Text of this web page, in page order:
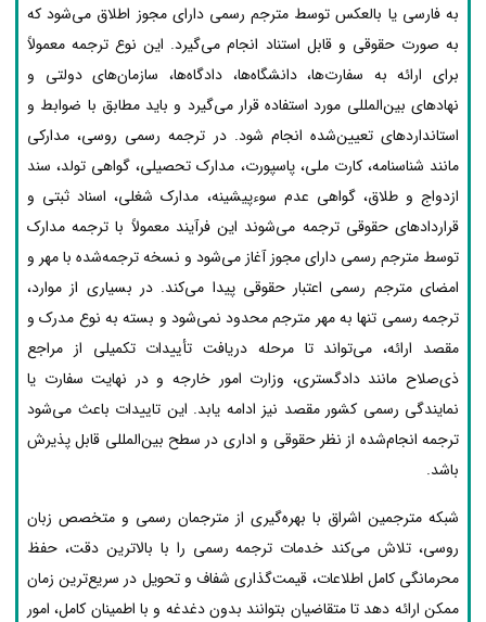
به فارسی یا بالعکس توسط مترجم رسمی دارای مجوز اطلاق می‌شود که
به صورت حقوقی و قابل استناد انجام می‌گیرد. این نوع ترجمه معمولاً
برای ارائه به سفارت‌ها، دانشگاه‌ها، دادگاه‌ها، سازمان‌های دولتی و
نهادهای بین‌المللی مورد استفاده قرار می‌گیرد و باید مطابق با ضوابط و
استانداردهای تعیین‌شده انجام شود. در ترجمه رسمی روسی، مدارکی
مانند شناسنامه، کارت ملی، پاسپورت، مدارک تحصیلی، گواهی تولد، سند
ازدواج و طلاق، گواهی عدم سوءپیشینه، مدارک شغلی، اسناد ثبتی و
قراردادهای حقوقی ترجمه می‌شوند این فرآیند معمولاً با ترجمه مدارک
توسط مترجم رسمی دارای مجوز آغاز می‌شود و نسخه ترجمه‌شده با مهر و
امضای مترجم رسمی اعتبار حقوقی پیدا می‌کند. در بسیاری از موارد،
ترجمه رسمی تنها به مهر مترجم محدود نمی‌شود و بسته به نوع مدرک و
مقصد ارائه، می‌تواند تا مرحله دریافت تأییدات تکمیلی از مراجع
ذی‌صلاح مانند دادگستری، وزارت امور خارجه و در نهایت سفارت یا
نمایندگی رسمی کشور مقصد نیز ادامه یابد. این تاییدات باعث می‌شود
ترجمه انجام‌شده از نظر حقوقی و اداری در سطح بین‌المللی قابل پذیرش
باشد.
شبکه مترجمین اشراق با بهره‌گیری از مترجمان رسمی و متخصص زبان
روسی، تلاش می‌کند خدمات ترجمه رسمی را با بالاترین دقت، حفظ
محرمانگی کامل اطلاعات، قیمت‌گذاری شفاف و تحویل در سریع‌ترین زمان
ممکن ارائه دهد تا متقاضیان بتوانند بدون دغدغه و با اطمینان کامل، امور